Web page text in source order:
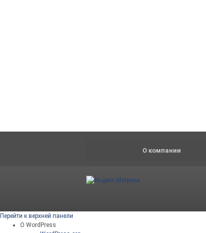
О компании
Перейти к верхней панели
О WordPress